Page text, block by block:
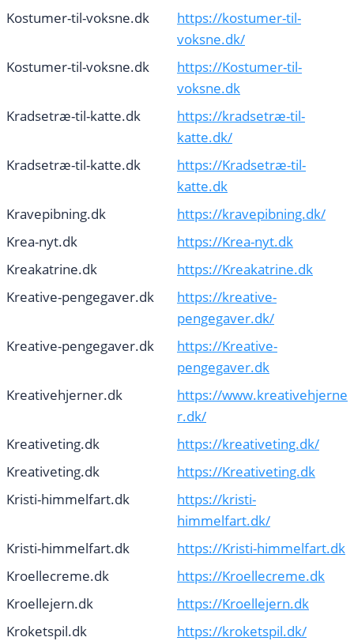
Kostumer-til-voksne.dk
https://kostumer-til-
voksne.dk/
Kostumer-til-voksne.dk
https://Kostumer-til-
voksne.dk
Kradsetræ-til-katte.dk
https://kradsetræ-til-
katte.dk/
Kradsetræ-til-katte.dk
https://Kradsetræ-til-
katte.dk
Kravepibning.dk
https://kravepibning.dk/
Krea-nyt.dk
https://Krea-nyt.dk
Kreakatrine.dk
https://Kreakatrine.dk
Kreative-pengegaver.dk
https://kreative-
pengegaver.dk/
Kreative-pengegaver.dk
https://Kreative-
pengegaver.dk
Kreativehjerner.dk
https://www.kreativehjerne
r.dk/
Kreativeting.dk
https://kreativeting.dk/
Kreativeting.dk
https://Kreativeting.dk
Kristi-himmelfart.dk
https://kristi-
himmelfart.dk/
Kristi-himmelfart.dk
https://Kristi-himmelfart.dk
Kroellecreme.dk
https://Kroellecreme.dk
Kroellejern.dk
https://Kroellejern.dk
Kroketspil.dk
https://kroketspil.dk/